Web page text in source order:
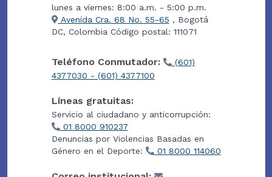
lunes a viernes: 8:00 a.m. - 5:00 p.m.
Avenida Cra. 68 No. 55-65 , Bogotá
DC, Colombia Código postal: 111071
Teléfono Conmutador:
(601)
4377030 - (601) 4377100
Líneas gratuitas:
Servicio al ciudadano y anticorrupción:
01 8000 910237
Denuncias por Violencias Basadas en
Género en el Deporte:
01 8000 114060